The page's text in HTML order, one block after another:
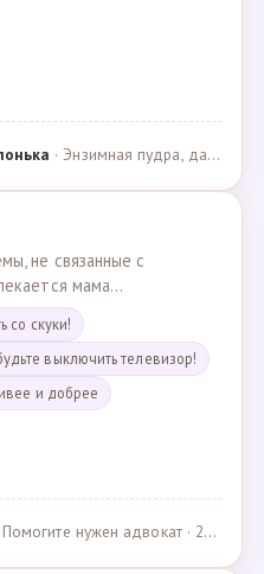
· Энзимная пудра, да или нет? · 29.06.2025
не связанные с
мама...
со скуки!
выключить телевизор!
и добрее
Помогите нужен адвокат · 24.04.2025